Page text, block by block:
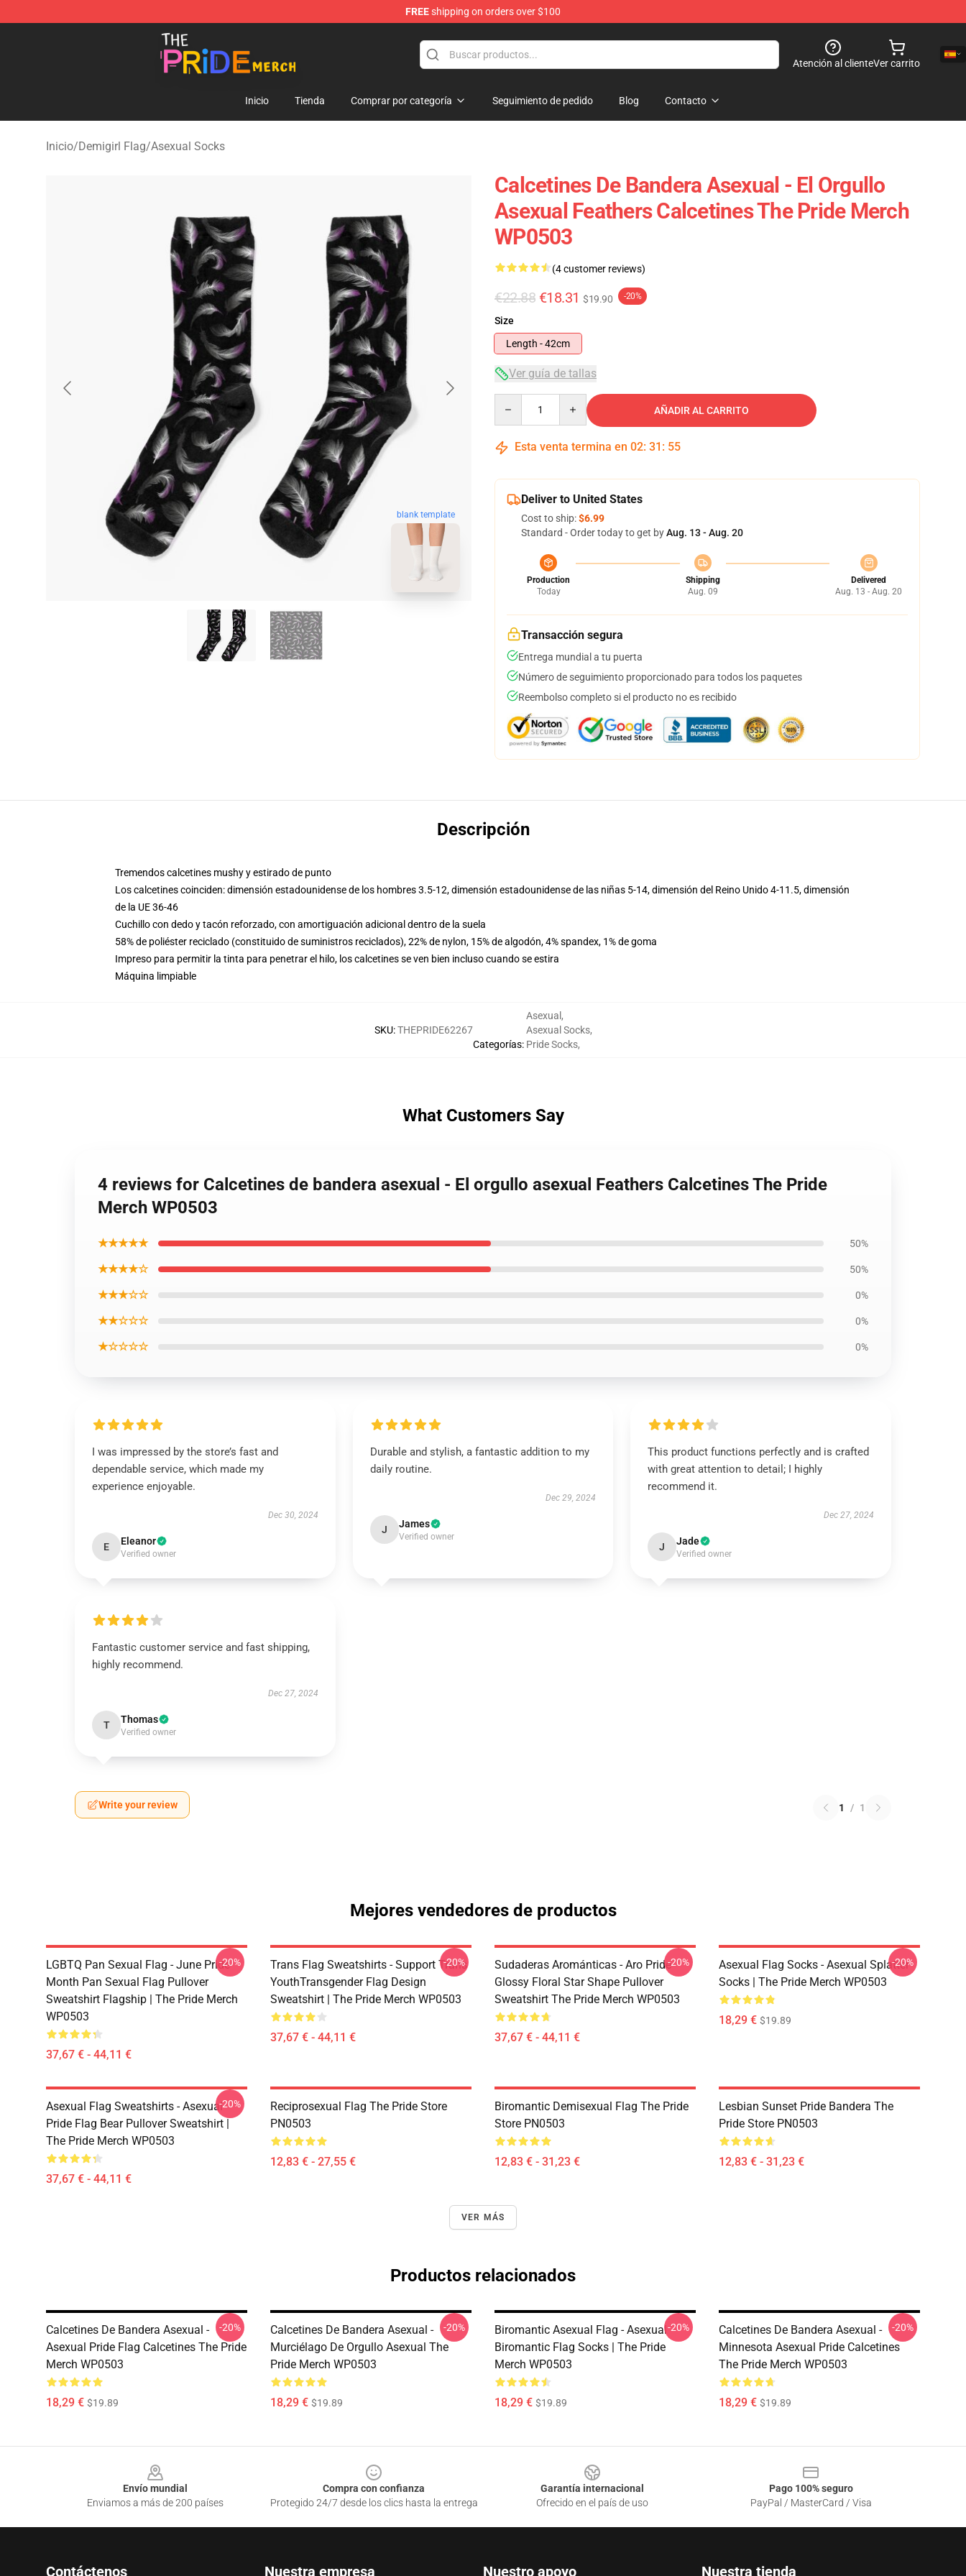
FREEshipping on orders over $100
The Pride Shop - Official The Pride Merchandise Store
Atención al clienteVer carrito
Inicio Tienda Comprar por categoría Seguimiento de pedido Blog Contacto
Inicio/Demigirl Flag/Asexual Socks
blank template
Calcetines De Bandera Asexual - El Orgullo
Asexual Feathers Calcetines The Pride Merch
WP0503
(4 customer reviews)
€22.88 €18.31 $19.90 -20%
Size
Length - 42cm
Ver guía de tallas
AÑADIR AL CARRITO
Esta venta termina en 02: 31 : 54
Deliver to United States
Cost to ship:$6.99
Standard - Order today to get byAug. 13 - Aug. 20
Production
Today
Shipping
Aug. 09
Delivered
Aug. 13 - Aug. 20
Transacción segura
Entrega mundial a tu puerta
Número de seguimiento proporcionado para todos los paquetes
Reembolso completo si el producto no es recibido
Descripción
Tremendos calcetines mushy y estirado de punto
Los calcetines coinciden: dimensión estadounidense de los hombres 3.5-12, dimensión estadounidense de las niñas 5-14, dimensión del Reino Unido 4-11.5, dimensión
de la UE 36-46
Cuchillo con dedo y tacón reforzado, con amortiguación adicional dentro de la suela
58% de poliéster reciclado (constituido de suministros reciclados), 22% de nylon, 15% de algodón, 4% spandex, 1% de goma
Impreso para permitir la tinta para penetrar el hilo, los calcetines se ven bien incluso cuando se estira
Máquina limpiable
SKU:THEPRIDE62267
Categorías:
Asexual ,
Asexual Socks,
Pride Socks,
What Customers Say
4 reviews for Calcetines de bandera asexual - El orgullo asexual Feathers Calcetines The Pride
Merch WP0503
★★★★★ 50%
★★★★☆ 50%
★★★☆☆ 0%
★★☆☆☆ 0%
★☆☆☆☆ 0%
I was impressed by the store’s fast and
dependable service, which made my
experience enjoyable.
Dec 30, 2024
E Eleanor
Verified owner
Durable and stylish, a fantastic addition to my
daily routine.
Dec 29, 2024
J James
Verified owner
This product functions perfectly and is crafted
with great attention to detail; I highly
recommend it.
Dec 27, 2024
J Jade
Verified owner
Fantastic customer service and fast shipping,
highly recommend.
Dec 27, 2024
T Thomas
Verified owner
Write your review 1 / 1
Mejores vendedores de productos
LGBTQ Pan Sexual Flag - June Pride
Month Pan Sexual Flag Pullover
Sweatshirt Flagship | The Pride Merch
WP0503
37,67 € - 44,11 €
-20%
Trans Flag Sweatshirts - Support Trans
YouthTransgender Flag Design
Sweatshirt | The Pride Merch WP0503
37,67 € - 44,11 €
-20%
Sudaderas Arománticas - Aro Pride
Glossy Floral Star Shape Pullover
Sweatshirt The Pride Merch WP0503
37,67 € - 44,11 €
-20%
Asexual Flag Socks - Asexual Splatter
Socks | The Pride Merch WP0503
18,29 € $19.89
-20%
Asexual Flag Sweatshirts - Asexual
Pride Flag Bear Pullover Sweatshirt |
The Pride Merch WP0503
37,67 € - 44,11 €
-20%
Reciprosexual Flag The Pride Store
PN0503
12,83 € - 27,55 €
Biromantic Demisexual Flag The Pride
Store PN0503
12,83 € - 31,23 €
Lesbian Sunset Pride Bandera The
Pride Store PN0503
12,83 € - 31,23 €
VER MÁS
Productos relacionados
Calcetines De Bandera Asexual -
Asexual Pride Flag Calcetines The Pride
Merch WP0503
18,29 € $19.89
-20%
Calcetines De Bandera Asexual -
Murciélago De Orgullo Asexual The
Pride Merch WP0503
18,29 € $19.89
-20%
Biromantic Asexual Flag - Asexual
Biromantic Flag Socks | The Pride
Merch WP0503
18,29 € $19.89
-20%
Calcetines De Bandera Asexual -
Minnesota Asexual Pride Calcetines
The Pride Merch WP0503
18,29 € $19.89
-20%
Envío mundial
Enviamos a más de 200 países
Compra con confianza
Protegido 24/7 desde los clics hasta la entrega
Garantía internacional
Ofrecido en el país de uso
Pago 100% seguro
PayPal / MasterCard / Visa
Contáctenos Nuestra empresa Nuestro apoyo Nuestra tienda